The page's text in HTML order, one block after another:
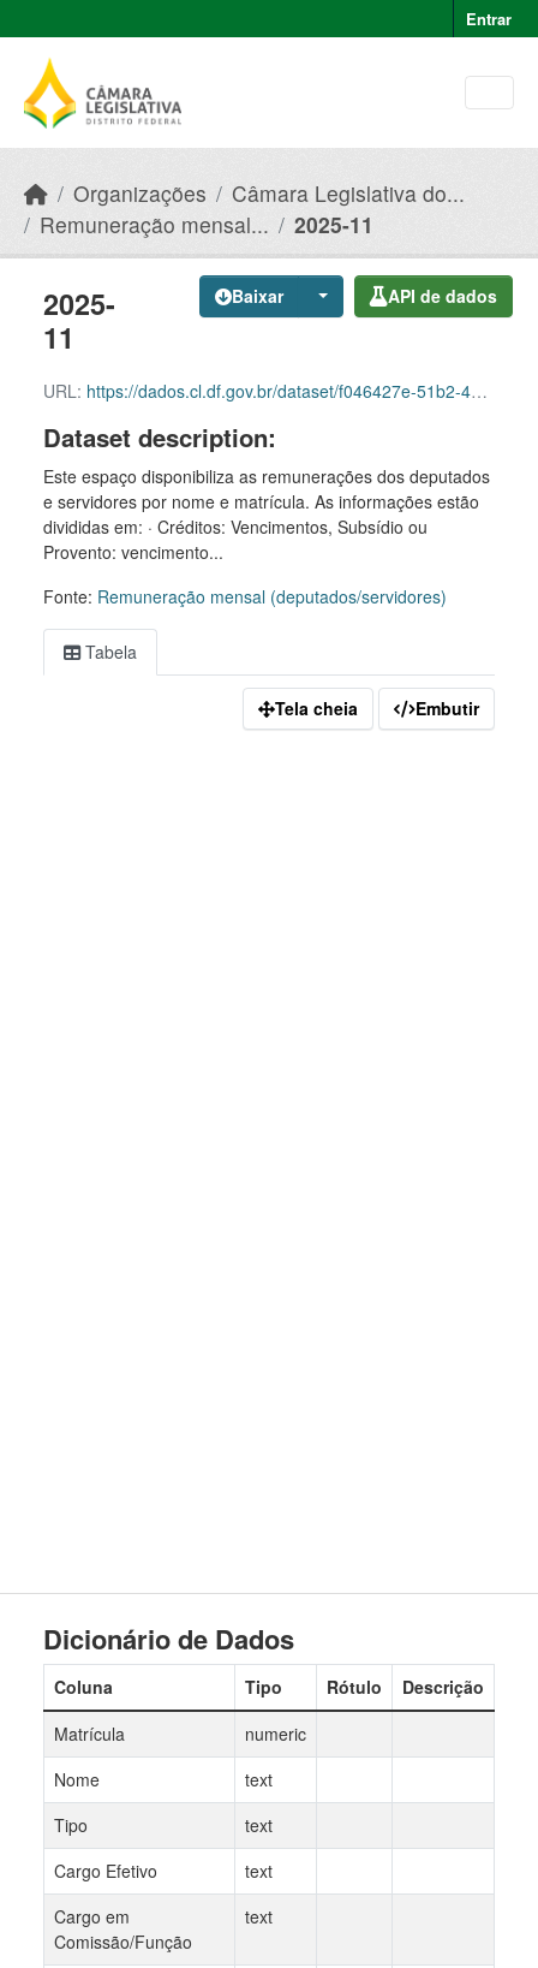
Entrar
Organizações
Câmara Legislativa do...
Remuneração mensal...
2025-11
Baixar API de dados
2025-
11
URL: https://dados.cl.df.gov.br/dataset/f046427e-51b2-49e8-afe5-945e82b55ce9/resource/622e1c61-50d3-4778-beef-683afb221223/download/qdp-2025-11-1.csv
Dataset description:
Este espaço disponibiliza as remunerações dos deputados
e servidores por nome e matrícula. As informações estão
divididas em: · Créditos: Vencimentos, Subsídio ou
Provento: vencimento...
Fonte: Remuneração mensal (deputados/servidores)
Tabela
Tela cheia Embutir
Dicionário de Dados
Coluna Tipo Rótulo
Descrição
Matrícula
numeric
Nome
text
Tipo
text
Cargo Efetivo
text
Cargo em
Comissão/Função
text